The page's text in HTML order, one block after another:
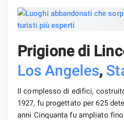
Prigione di
Los Angeles,
Il complesso di edifici,
1927, fu progettato per 625
anni Cinquanta fu ampliato